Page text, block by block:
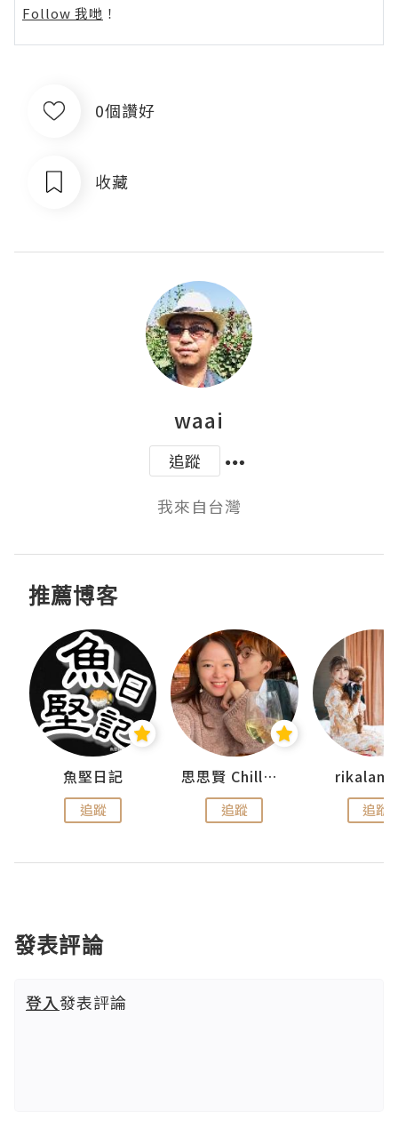
Follow 我哋 ！
0個讚好
收藏
waai
追蹤
我來自台灣
推薦博客
魚堅日記
追蹤
思思賢 ChillMyBabe
追蹤 追蹤
發表評論
登入發表評論